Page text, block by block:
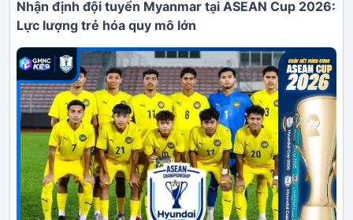
Nhận định đội tuyển Myanmar tại ASEAN Cup 2026:
Lực lượng trẻ hóa quy mô lớn